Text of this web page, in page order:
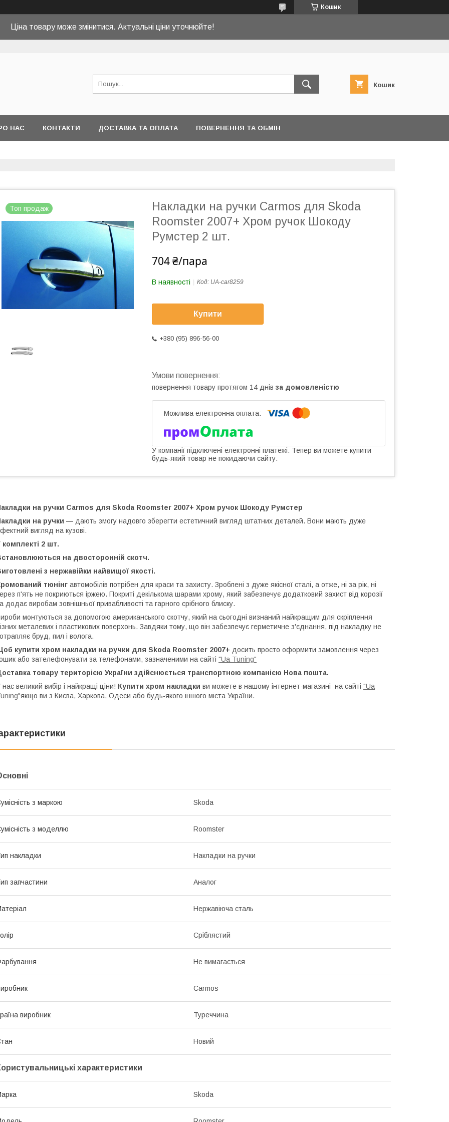
Кошик
Ціна товару може змінитися. Актуальні ціни уточнюйте!
Кошик
НАС КОНТАКТИ ДОСТАВКА ТА ОПЛАТА ПОВЕРНЕННЯ ТА ОБМІН
Топ продаж
Накладки на ручки Carmos для Skoda
Roomster 2007+ Хром ручок Шокоду
Румстер 2 шт.
704 ₴/пара
В наявності Код: UA-car8259
Купити
+380 (95) 896-56-00
повернення товару протягом 14 днів за домовленістю
У компанії підключені електронні платежі. Тепер ви можете купити
будь-який товар не покидаючи сайту.
на ручки Carmos для Skoda Roomster 2007+ Хром ручок Шокоду Румстер
на ручки — дають змогу надовго зберегти естетичний вигляд штатних деталей. Вони мають дуже
вигляд на кузові.
комплекті 2 шт.
на двосторонній скотч.
з нержавійки найвищої якості.
тюнінг автомобілів потрібен для краси та захисту. Зроблені з дуже якісної сталі, а отже, ні за рік, ні
п'ять не покриються іржею. Покриті декількома шарами хрому, який забезпечує додатковий захист від корозії
додає виробам зовнішньої привабливості та гарного срібного блиску.
монтуються за допомогою американського скотчу, який на сьогодні визнаний найкращим для скріплення
металевих і пластикових поверхонь. Завдяки тому, що він забезпечує герметичне з'єднання, під накладку не
бруд, пил і волога.
купити хром накладки на ручки для Skoda Roomster 2007+ досить просто оформити замовлення через
або зателефонувати за телефонами, зазначеними на сайті "Ua Tuning"
товару територією України здійснюється транспортною компанією Нова пошта.
нас великий вибір і найкращі ціни! Купити хром накладки ви можете в нашому інтернет-магазині на сайті "Ua
якщо ви з Києва, Харкова, Одеси або будь-якого іншого міста України.
з маркою Skoda
з моделлю Roomster
накладки Накладки на ручки
запчастини Аналог
Нержавіюча сталь
Сріблястий
Не вимагається
Carmos
виробник Туреччина
Новий
характеристики
Skoda